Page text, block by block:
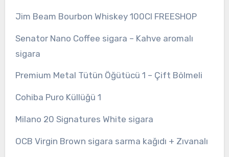
Jim Beam Bourbon Whiskey 100Cl FREESHOP
Senator Nano Coffee sigara – Kahve aromalı
sigara
Premium Metal Tütün Öğütücü 1 – Çift Bölmeli
Cohiba Puro Küllüğü 1
Milano 20 Signatures White sigara
OCB Virgin Brown sigara sarma kağıdı + Zıvanalı